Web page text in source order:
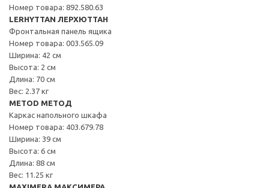
Номер товара: 892.580.63
LERHYTTAN ЛЕРХЮТТАН
Фронтальная панель ящика
Номер товара: 003.565.09
Ширина: 42 см
Высота: 2 см
Длина: 70 см
Вес: 2.37 кг
METOD МЕТОД
Каркас напольного шкафа
Номер товара: 403.679.78
Ширина: 39 см
Высота: 6 см
Длина: 88 см
Вес: 11.25 кг